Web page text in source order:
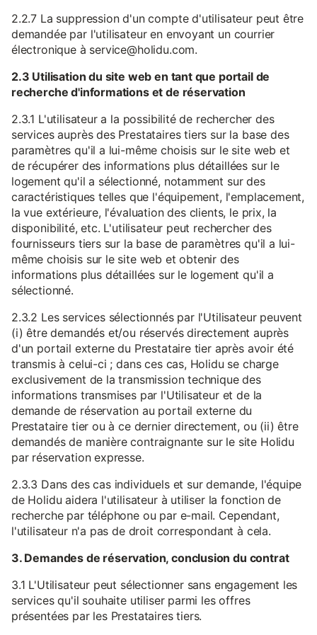
2.2.7 La suppression d'un compte d'utilisateur peut être
demandée par l'utilisateur en envoyant un courrier
électronique à service@holidu.com.
2.3 Utilisation du site web en tant que portail de
recherche d'informations et de réservation
2.3.1 L'utilisateur a la possibilité de rechercher des
services auprès des Prestataires tiers sur la base des
paramètres qu'il a lui-même choisis sur le site web et
de récupérer des informations plus détaillées sur le
logement qu'il a sélectionné, notamment sur des
caractéristiques telles que l'équipement, l'emplacement,
la vue extérieure, l'évaluation des clients, le prix, la
disponibilité, etc. L'utilisateur peut rechercher des
fournisseurs tiers sur la base de paramètres qu'il a lui-
même choisis sur le site web et obtenir des
informations plus détaillées sur le logement qu'il a
sélectionné.
2.3.2 Les services sélectionnés par l'Utilisateur peuvent
(i) être demandés et/ou réservés directement auprès
d'un portail externe du Prestataire tier après avoir été
transmis à celui-ci ; dans ces cas, Holidu se charge
exclusivement de la transmission technique des
informations transmises par l'Utilisateur et de la
demande de réservation au portail externe du
Prestataire tier ou à ce dernier directement, ou (ii) être
demandés de manière contraignante sur le site Holidu
par réservation expresse.
2.3.3 Dans des cas individuels et sur demande, l'équipe
de Holidu aidera l'utilisateur à utiliser la fonction de
recherche par téléphone ou par e-mail. Cependant,
l'utilisateur n'a pas de droit correspondant à cela.
3. Demandes de réservation, conclusion du contrat
3.1 L'Utilisateur peut sélectionner sans engagement les
services qu'il souhaite utiliser parmi les offres
présentées par les Prestataires tiers.